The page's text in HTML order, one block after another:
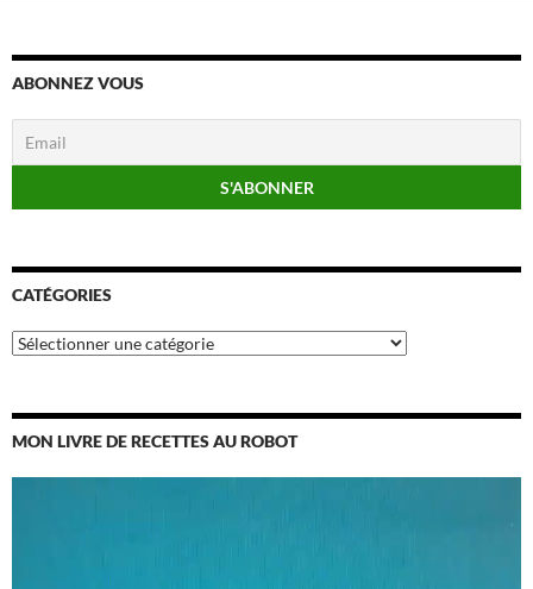
ABONNEZ VOUS
CATÉGORIES
Catégories
MON LIVRE DE RECETTES AU ROBOT